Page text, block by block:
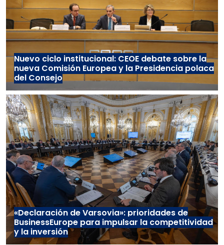
Nuevo ciclo institucional: CEOE debate sobre la
nueva Comisión Europea y la Presidencia polaca
del Consejo
«Declaración de Varsovia»: prioridades de
BusinessEurope para impulsar la competitividad
y la inversión